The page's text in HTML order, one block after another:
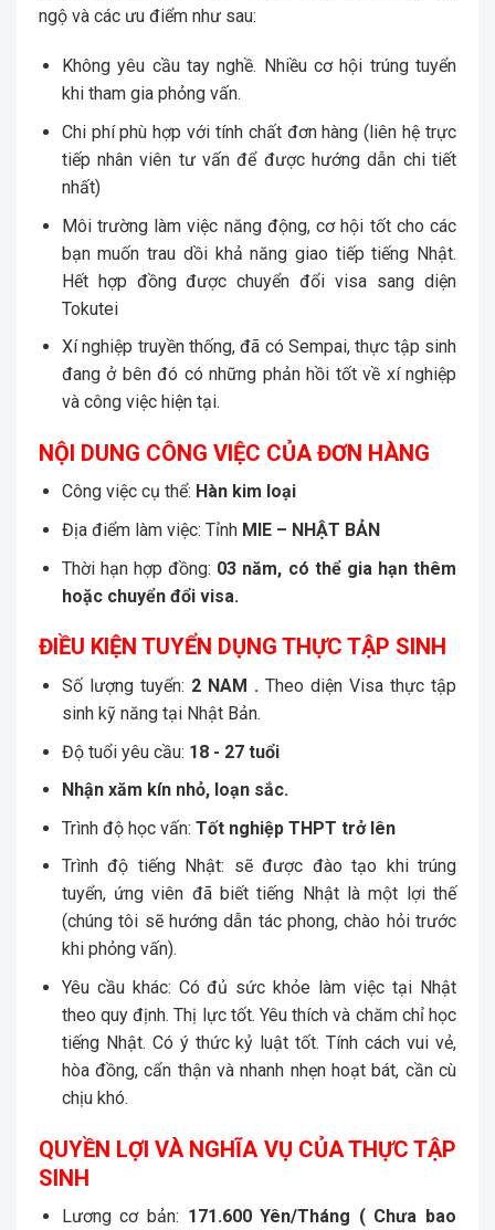
ngộ và các ưu điểm như sau:
Không yêu cầu tay nghề. Nhiều cơ hội trúng tuyển
khi tham gia phỏng vấn.
Chi phí phù hợp với tính chất đơn hàng (liên hệ trực
tiếp nhân viên tư vấn để được hướng dẫn chi tiết
nhất)
Môi trường làm việc năng động, cơ hội tốt cho các
bạn muốn trau dồi khả năng giao tiếp tiếng Nhật.
Hết hợp đồng được chuyển đổi visa sang diện
Tokutei
Xí nghiệp truyền thống, đã có Sempai, thực tập sinh
đang ở bên đó có những phản hồi tốt về xí nghiệp
và công việc hiện tại.
NỘI DUNG CÔNG VIỆC CỦA ĐƠN HÀNG
Công việc cụ thể: Hàn kim loại
Địa điểm làm việc: Tỉnh MIE – NHẬT BẢN
Thời hạn hợp đồng: 03 năm, có thể gia hạn thêm
hoặc chuyển đổi visa.
ĐIỀU KIỆN TUYỂN DỤNG THỰC TẬP SINH
Số lượng tuyển: 2 NAM .Theo diện Visa thực tập
sinh kỹ năng tại Nhật Bản.
Độ tuổi yêu cầu: 18 - 27 tuổi
Nhận xăm kín nhỏ, loạn sắc.
Trình độ học vấn: Tốt nghiệp THPT trở lên
Trình độ tiếng Nhật: sẽ được đào tạo khi trúng
tuyển, ứng viên đã biết tiếng Nhật là một lợi thế
(chúng tôi sẽ hướng dẫn tác phong, chào hỏi trước
khi phỏng vấn).
Yêu cầu khác: Có đủ sức khỏe làm việc tại Nhật
theo quy định. Thị lực tốt. Yêu thích và chăm chỉ học
tiếng Nhật. Có ý thức kỷ luật tốt. Tính cách vui vẻ,
hòa đồng, cẩn thận và nhanh nhẹn hoạt bát, cần cù
chịu khó.
QUYỀN LỢI VÀ NGHĨA VỤ CỦA THỰC TẬP
SINH
Lương cơ bản: 171.600 Yên/Tháng ( Chưa bao